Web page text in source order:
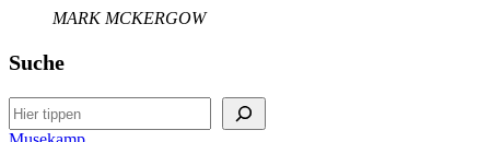
MARK MCKERGOW
Suche
Search